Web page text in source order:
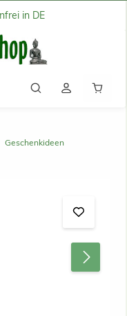
in DE
Geschenkideen